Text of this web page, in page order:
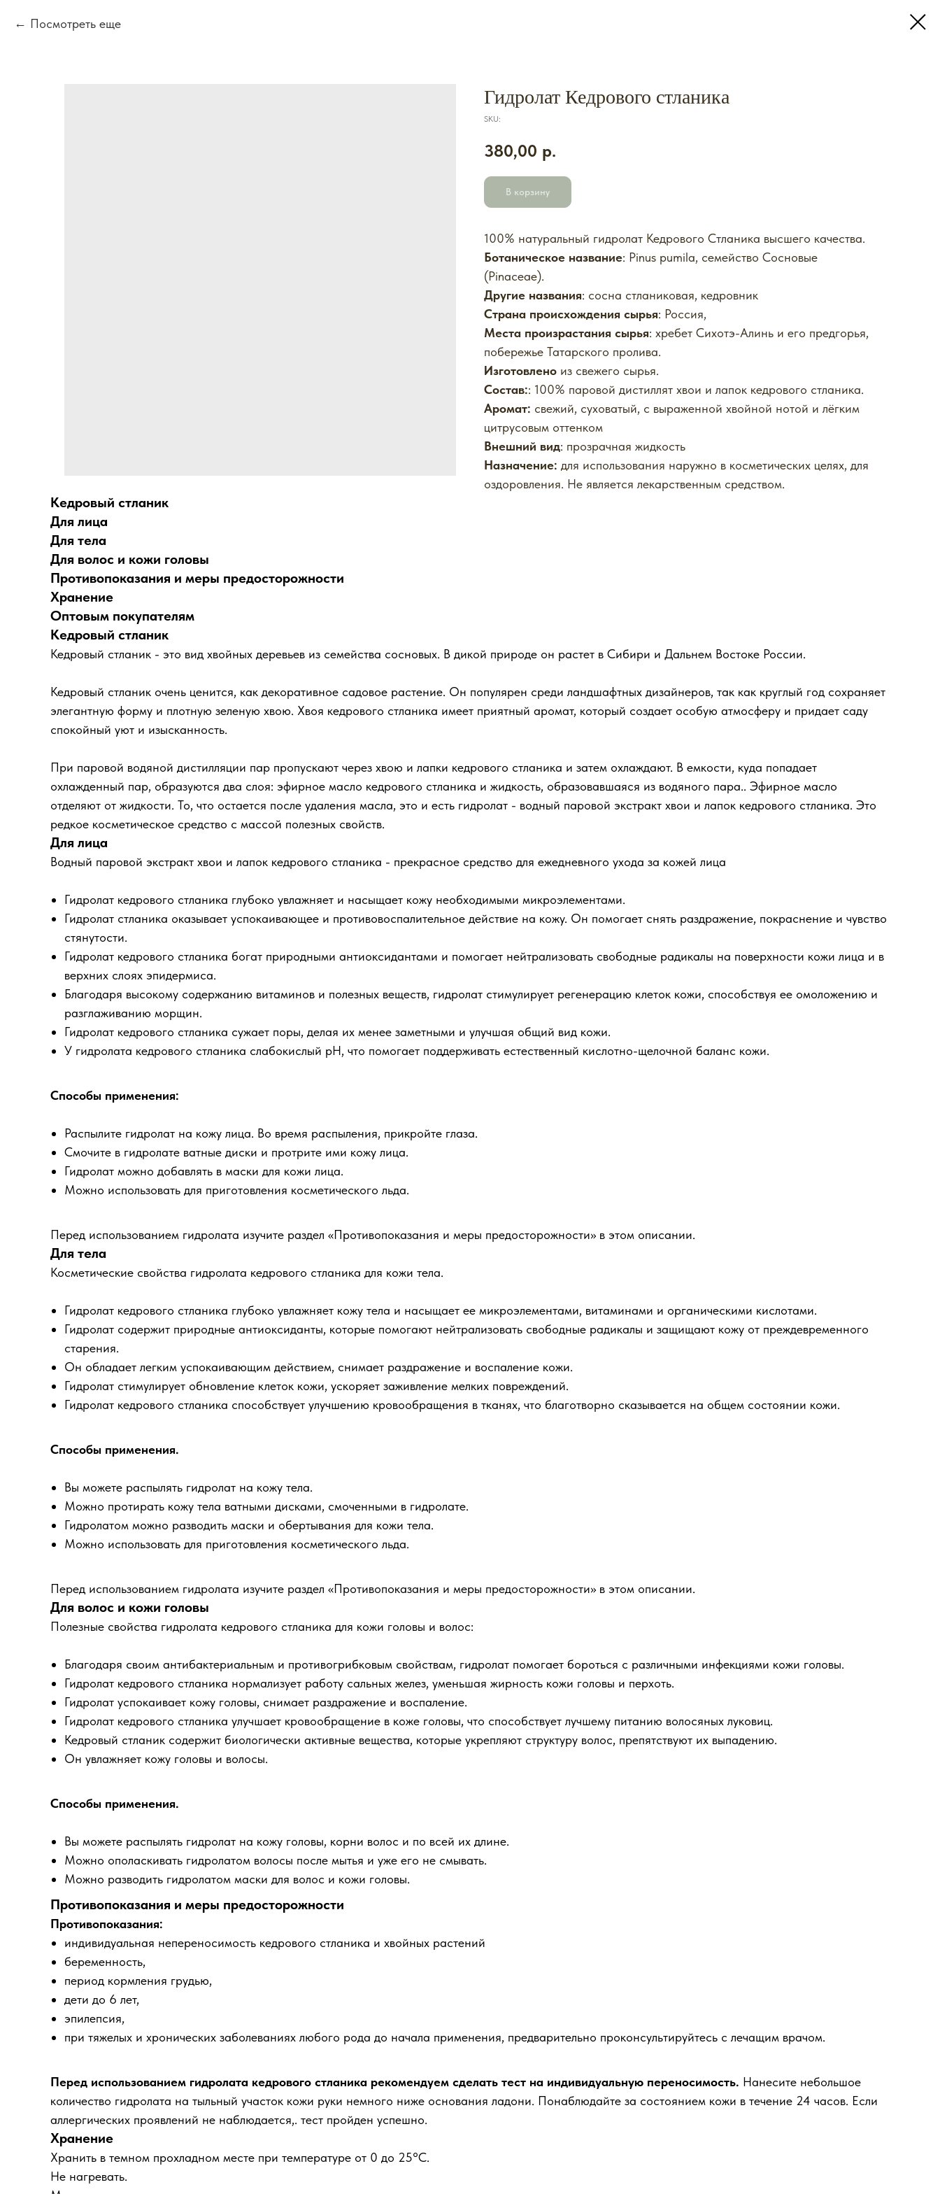
Посмотреть еще
Гидролат Кедрового стланика
SKU:
380,00 р.
В корзину
100% натуральный гидролат Кедрового Стланика высшего качества.
Ботаническое название: Pinus pumila, семейство Сосновые
(Pinaceae).
Другие названия: сосна стланиковая, кедровник
Страна происхождения сырья: Россия,
Места произрастания сырья: хребет Сихотэ-Алинь и его предгорья,
побережье Татарского пролива.
Изготовлено из свежего сырья.
Состав:: 100% паровой дистиллят хвои и лапок кедрового стланика.
Аромат: свежий, суховатый, с выраженной хвойной нотой и лёгким
цитрусовым оттенком
Внешний вид: прозрачная жидкость
Назначение: для использования наружно в косметических целях, для
оздоровления. Не является лекарственным средством.
Кедровый стланик
Для лица
Для тела
Для волос и кожи головы
Противопоказания и меры предосторожности
Хранение
Оптовым покупателям
Кедровый стланик
Кедровый стланик - это вид хвойных деревьев из семейства сосновых. В дикой природе он растет в Сибири и Дальнем Востоке России.
Кедровый стланик очень ценится, как декоративное садовое растение. Он популярен среди ландшафтных дизайнеров, так как круглый год сохраняет
элегантную форму и плотную зеленую хвою. Хвоя кедрового стланика имеет приятный аромат, который создает особую атмосферу и придает саду
спокойный уют и изысканность.
При паровой водяной дистилляции пар пропускают через хвою и лапки кедрового стланика и затем охлаждают. В емкости, куда попадает
охлажденный пар, образуются два слоя: эфирное масло кедрового стланика и жидкость, образовавшаяся из водяного пара.. Эфирное масло
отделяют от жидкости. То, что остается после удаления масла, это и есть гидролат - водный паровой экстракт хвои и лапок кедрового стланика. Это
редкое косметическое средство с массой полезных свойств.
Для лица
Водный паровой экстракт хвои и лапок кедрового стланика - прекрасное средство для ежедневного ухода за кожей лица
Гидролат кедрового стланика глубоко увлажняет и насыщает кожу необходимыми микроэлементами.
Гидролат стланика оказывает успокаивающее и противовоспалительное действие на кожу. Он помогает снять раздражение, покраснение и чувство
стянутости.
Гидролат кедрового стланика богат природными антиоксидантами и помогает нейтрализовать свободные радикалы на поверхности кожи лица и в
верхних слоях эпидермиса.
Благодаря высокому содержанию витаминов и полезных веществ, гидролат стимулирует регенерацию клеток кожи, способствуя ее омоложению и
разглаживанию морщин.
Гидролат кедрового стланика сужает поры, делая их менее заметными и улучшая общий вид кожи.
У гидролата кедрового стланика слабокислый pH, что помогает поддерживать естественный кислотно-щелочной баланс кожи.
Способы применения:
Распылите гидролат на кожу лица. Во время распыления, прикройте глаза.
Смочите в гидролате ватные диски и протрите ими кожу лица.
Гидролат можно добавлять в маски для кожи лица.
Можно использовать для приготовления косметического льда.
Перед использованием гидролата изучите раздел «Противопоказания и меры предосторожности» в этом описании.
Для тела
Косметические свойства гидролата кедрового стланика для кожи тела.
Гидролат кедрового стланика глубоко увлажняет кожу тела и насыщает ее микроэлементами, витаминами и органическими кислотами.
Гидролат содержит природные антиоксиданты, которые помогают нейтрализовать свободные радикалы и защищают кожу от преждевременного
старения.
Он обладает легким успокаивающим действием, снимает раздражение и воспаление кожи.
Гидролат стимулирует обновление клеток кожи, ускоряет заживление мелких повреждений.
Гидролат кедрового стланика способствует улучшению кровообращения в тканях, что благотворно сказывается на общем состоянии кожи.
Способы применения.
Вы можете распылять гидролат на кожу тела.
Можно протирать кожу тела ватными дисками, смоченными в гидролате.
Гидролатом можно разводить маски и обертывания для кожи тела.
Можно использовать для приготовления косметического льда.
Перед использованием гидролата изучите раздел «Противопоказания и меры предосторожности» в этом описании.
Для волос и кожи головы
Полезные свойства гидролата кедрового стланика для кожи головы и волос:
Благодаря своим антибактериальным и противогрибковым свойствам, гидролат помогает бороться с различными инфекциями кожи головы.
Гидролат кедрового стланика нормализует работу сальных желез, уменьшая жирность кожи головы и перхоть.
Гидролат успокаивает кожу головы, снимает раздражение и воспаление.
Гидролат кедрового стланика улучшает кровообращение в коже головы, что способствует лучшему питанию волосяных луковиц.
Кедровый стланик содержит биологически активные вещества, которые укрепляют структуру волос, препятствуют их выпадению.
Он увлажняет кожу головы и волосы.
Способы применения.
Вы можете распылять гидролат на кожу головы, корни волос и по всей их длине.
Можно ополаскивать гидролатом волосы после мытья и уже его не смывать.
Можно разводить гидролатом маски для волос и кожи головы.
Противопоказания и меры предосторожности
Противопоказания:
индивидуальная непереносимость кедрового стланика и хвойных растений
беременность,
период кормления грудью,
дети до 6 лет,
эпилепсия,
при тяжелых и хронических заболеваниях любого рода до начала применения, предварительно проконсультируйтесь с лечащим врачом.
Перед использованием гидролата кедрового стланика рекомендуем сделать тест на индивидуальную переносимость. Нанесите небольшое
количество гидролата на тыльный участок кожи руки немного ниже основания ладони. Понаблюдайте за состоянием кожи в течение 24 часов. Если
аллергических проявлений не наблюдается,. тест пройден успешно.
Хранение
Хранить в темном прохладном месте при температуре от 0 до 25°С.
Не нагревать.